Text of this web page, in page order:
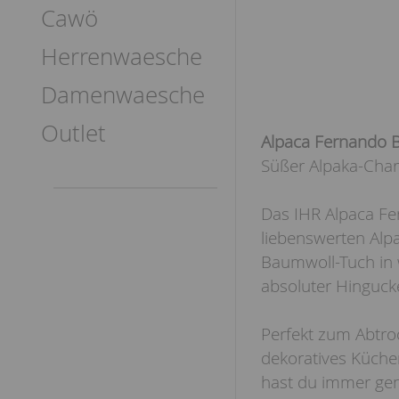
Cawö
Herrenwaesche
Damenwaesche
Outlet
Alpaca Fernando
Süßer Alpaka-
Das IHR Alpaca
liebenswerten
Baumwoll-Tuch
absoluter
Perfekt zum
dekoratives
hast du immer